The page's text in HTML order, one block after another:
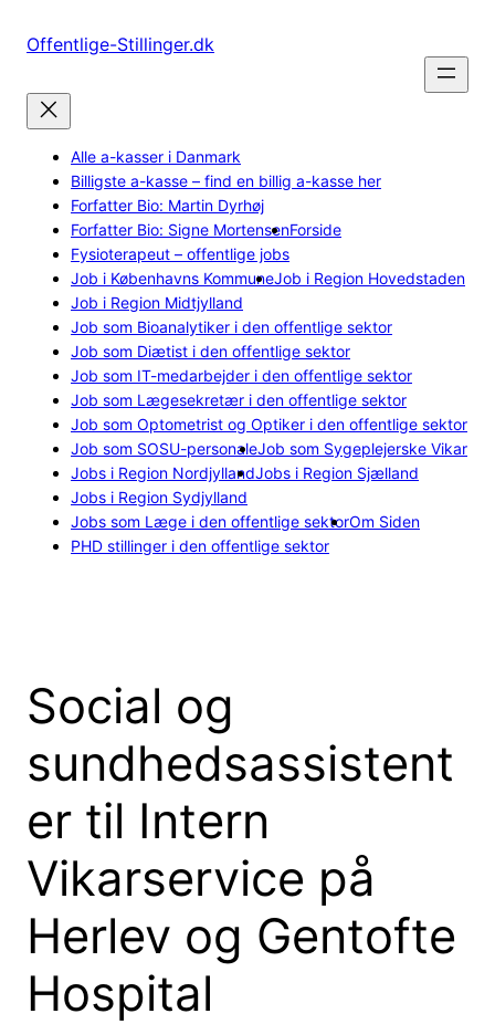
Offentlige-Stillinger.dk
Alle a-kasser i Danmark
Billigste a-kasse – find en billig a-kasse her
Forfatter Bio: Martin Dyrhøj
Forfatter Bio: Signe MortensenForside
Fysioterapeut – offentlige jobs
Job i Københavns KommuneJob i Region Hovedstaden
Job i Region Midtjylland
Job som Bioanalytiker i den offentlige sektor
Job som Diætist i den offentlige sektor
Job som IT-medarbejder i den offentlige sektor
Job som Lægesekretær i den offentlige sektor
Job som Optometrist og Optiker i den offentlige sektor
Job som SOSU-personaleJob som Sygeplejerske Vikar
Jobs i Region NordjyllandJobs i Region Sjælland
Jobs i Region Sydjylland
Jobs som Læge i den offentlige sektorOm Siden
PHD stillinger i den offentlige sektor
Social og
sundhedsassistent
er til Intern
Vikarservice på
Herlev og Gentofte
Hospital